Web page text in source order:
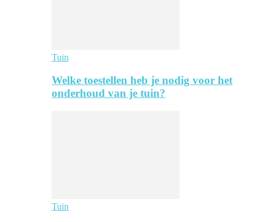
Tuin
Welke toestellen heb je nodig voor het
onderhoud van je tuin?
Tuin